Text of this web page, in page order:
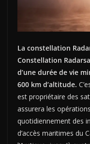
La constellation
Constellation
d’une durée de vie
600 km d’altitude.
est propriétaire des
assurera les
quotidiennement des
d’accès maritimes du